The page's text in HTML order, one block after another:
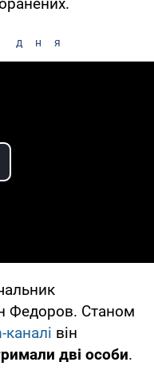
дня
Video
Федоров. Станом
він
дві особи.